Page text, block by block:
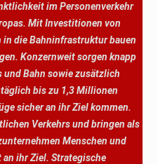
im Personenverkehr
Mit Investitionen von
die Bahninfrastruktur bauen
Konzernweit sorgen knapp
Bahn sowie zusätzlich
bis zu 1,3 Millionen
sicher an ihr Ziel kommen.
Verkehrs und bringen als
Menschen und
ihr Ziel. Strategische